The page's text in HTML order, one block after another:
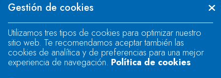
"text".
Se produjo un error al cargar el campo
"text".
Gestión de cookies
Utilizamos tres tipos de cookies para optimizar nuestro
sitio web. Te recomendamos aceptar también las
cookies de analítica y de preferencias para una mejor
experiencia de navegación. Política de cookies